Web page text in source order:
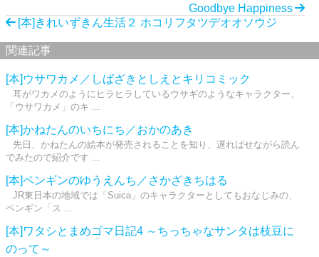
Goodbye Happiness
[本]きれいずきん生活２ ホコリフタツデオオソウジ
関連記事
[本]ウサワカメ／しばざきとしえとキリコミック
耳がワカメのようにヒラヒラしているウサギのようなキャラクター、
「ウサワカメ」のキ ...
[本]かねたんのいちにち／おかのあき
先日、かねたんの絵本が発売されることを知り、遅ればせながら読ん
でみたので紹介です ...
[本]ペンギンのゆうえんち／さかざきちはる
JR東日本の地域では「Suica」のキャラクターとしてもおなじみの、
ペンギン「ス ...
[本]ワタシとまめゴマ日記4 ～ちっちゃなサンタは枝豆に
のって～